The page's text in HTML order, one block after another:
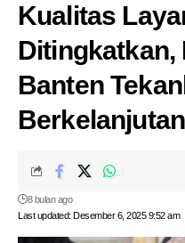
Kualitas
Ditingkatkan,
Banten
Berkelanjutan
Last updated: Desember 6, 2025 9:52 am
8 bulan ago